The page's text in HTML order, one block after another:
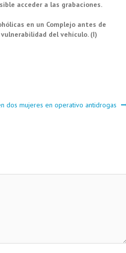
acceder a las grabaciones.
en un Complejo antes de
del vehículo. (I)
dos mujeres en operativo antidrogas